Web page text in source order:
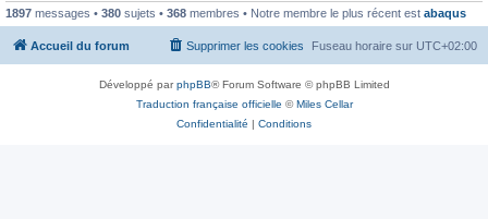
1897 messages • 380 sujets • 368 membres • Notre membre le plus récent est abaqus
Accueil du forum Fuseau horaire sur UTC+02:00
Supprimer les cookies
Développé parphpBB® Forum Software © phpBB Limited
Traduction française officielle ©Miles Cellar
Confidentialité | Conditions